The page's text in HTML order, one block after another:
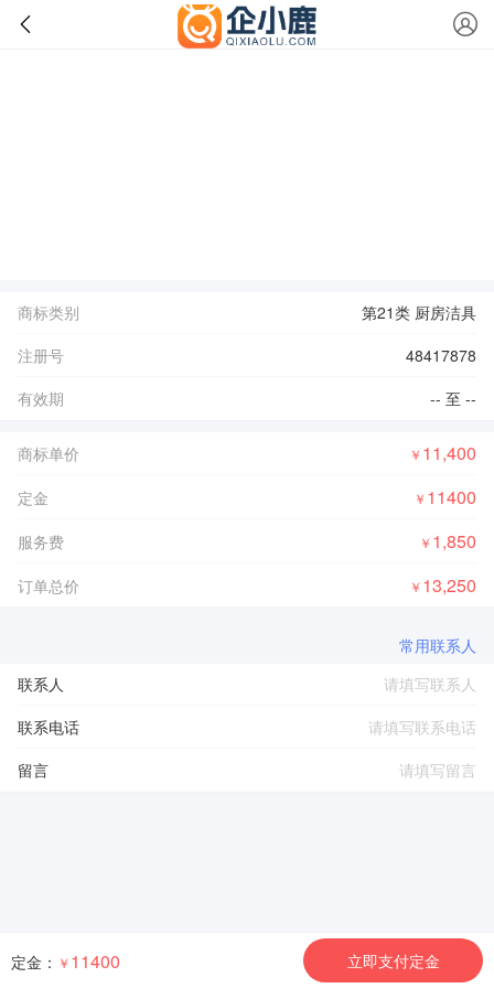
商标类别
第21类 厨房洁具
注册号
48417878
有效期
-- 至 --
商标单价 ￥ 11,400
定金 ￥ 11400
服务费 ￥ 1,850
订单总价 ￥ 13,250
常用联系人
联系人
联系电话
留言
定金： ￥ 11400 立即支付定金